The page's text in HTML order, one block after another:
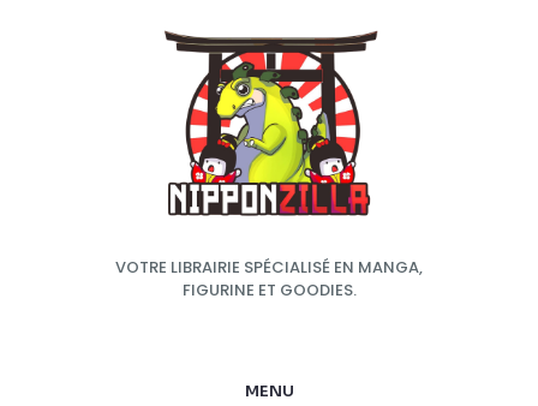
VOTRE LIBRAIRIE SPÉCIALISÉ EN MANGA,
FIGURINE ET GOODIES.
MENU